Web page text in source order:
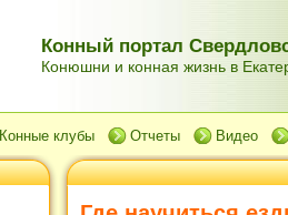
Конный портал
Конюшни и конная жизнь в
Конные клубы Отчеты Видео